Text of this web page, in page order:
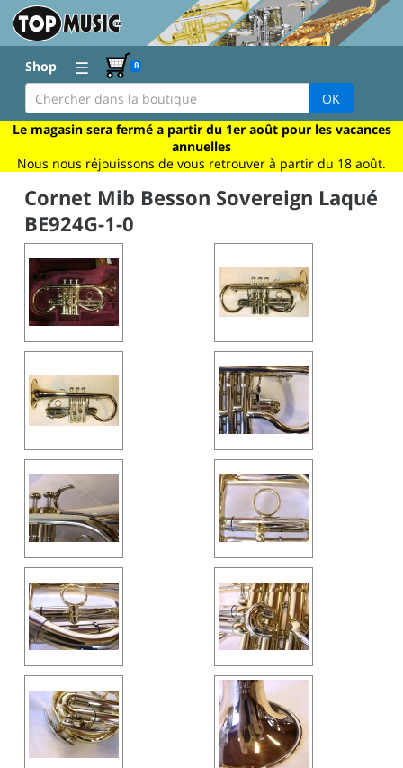
Shop ☰ 0
OK
Le magasin sera fermé a partir du 1er août pour les vacances
annuelles
Nous nous réjouissons de vous retrouver à partir du 18 août.
Cornet Mib Besson Sovereign Laqué
BE924G-1-0